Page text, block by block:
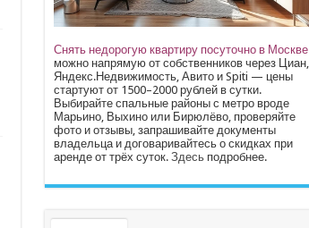
Снять недорогую квартиру посуточно в Москве
можно напрямую от собственников через Циан,
Яндекс.Недвижимость, Авито и Spiti — цены
стартуют от 1500–2000 рублей в сутки.
Выбирайте спальные районы с метро вроде
Марьино, Выхино или Бирюлёво, проверяйте
фото и отзывы, запрашивайте документы
владельца и договаривайтесь о скидках при
аренде от трёх суток. Здесьподробнее.